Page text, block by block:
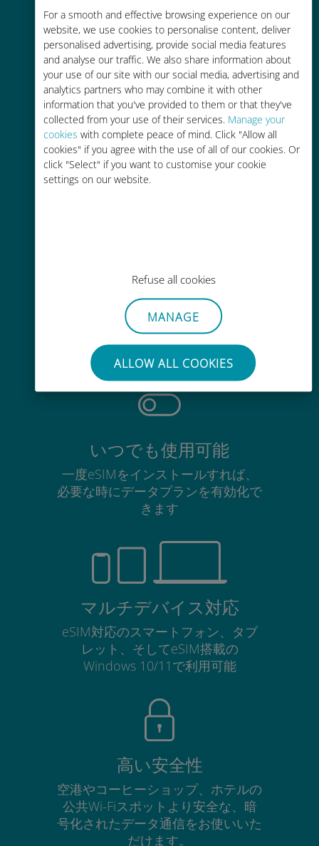
For a smooth and effective browsing experience on our
website, we use cookies to personalise content, deliver
personalised advertising, provide social media features
and analyse our traffic. We also share information about
your use of our site with our social media, advertising and
analytics partners who may combine it with other
information that you've provided to them or that they've
collected from your use of their services. Manage your
cookies with complete peace of mind. Click "Allow all
cookies" if you agree with the use of all of our cookies. Or
click "Select" if you want to customise your cookie
settings on our website.
Refuse all cookies
MANAGE
ALLOW ALL COOKIES
お客様が普段お使いのキャリアでロ
ーミングサービスを使った場合に比
べて最大で90％の節約が可能です。
かんたん追加購入
Wi-Fiやデータ残量がなくても、
手間いらず
使用中のSIMカードを抜き差しする
必要はありません
いつでも使用可能
一度eSIMをインストールすれば、
必要な時にデータプランを有効化で
きます
マルチデバイス対応
eSIM対応のスマートフォン、タブ
レット、そしてeSIM搭載の
Windows 10/11で利用可能
高い安全性
空港やコーヒーショップ、ホテルの
公共Wi-Fiスポットより安全な、暗
号化されたデータ通信をお使いいた
だけます。